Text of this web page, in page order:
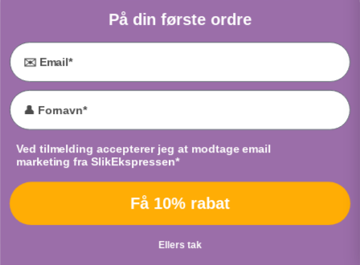
Vingummibamser
FraCloetta
Sour Neon Worms
På din første ordre
Email
Accept marketing
Ved tilmelding accepterer jeg at modtage email
marketing fra SlikEkspressen*
Få 10% rabat
Ellers tak